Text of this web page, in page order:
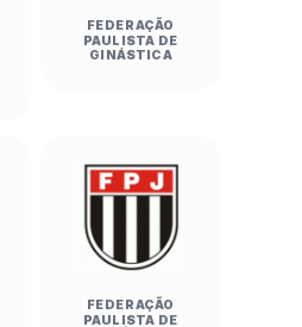
FEDERAÇÃO
PAULISTA DE
GINÁSTICA
FEDERAÇÃO
PAULISTA DE